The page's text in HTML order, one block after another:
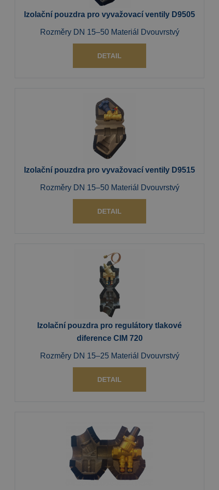
Izolační pouzdra pro vyvažovací ventily D9505
Rozměry DN 15–50 Materiál Dvouvrstvý
DETAIL
Izolační pouzdra pro vyvažovací ventily D9515
Rozměry DN 15–50 Materiál Dvouvrstvý
DETAIL
Izolační pouzdra pro regulátory tlakové
diference CIM 720
Rozměry DN 15–25 Materiál Dvouvrstvý
DETAIL